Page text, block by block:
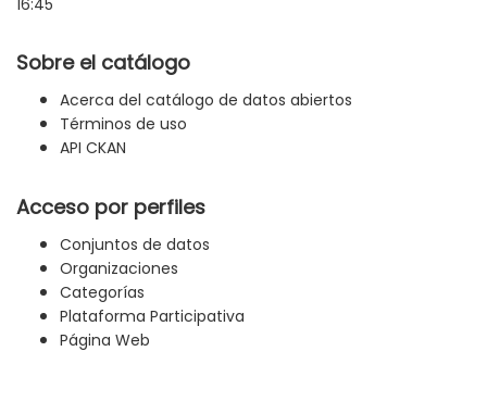
Sobre el catálogo
Acerca del catálogo de datos abiertos
Términos de uso
API CKAN
Acceso por perfiles
Conjuntos de datos
Organizaciones
Categorías
Plataforma Participativa
Página Web